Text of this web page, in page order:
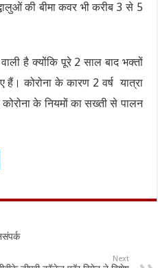
की बीमा कवर भी करीब 3 से 5
है क्योंकि पूरे 2 साल बाद भक्तों
हैं। कोरोना के कारण 2 वर्ष यात्रा
कोरोना के नियमों का सख्ती से पालन
ar
e
Next